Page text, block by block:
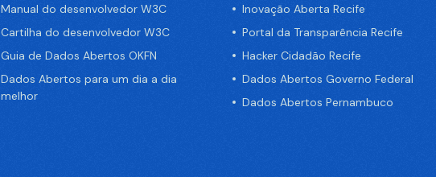
Manual do desenvolvedor W3C
Cartilha do desenvolvedor W3C
Guia de Dados Abertos OKFN
Dados Abertos para um dia a dia
melhor
Inovação Aberta Recife
Portal da Transparência Recife
Hacker Cidadão Recife
Dados Abertos Governo Federal
Dados Abertos Pernambuco